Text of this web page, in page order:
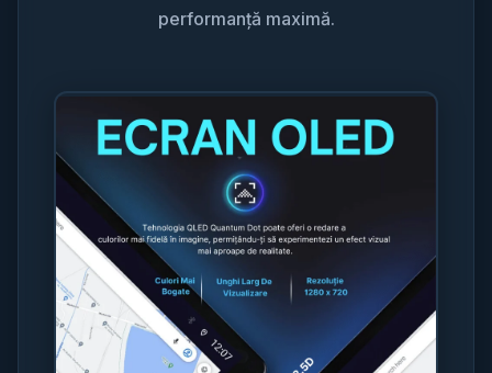
performanță maximă.